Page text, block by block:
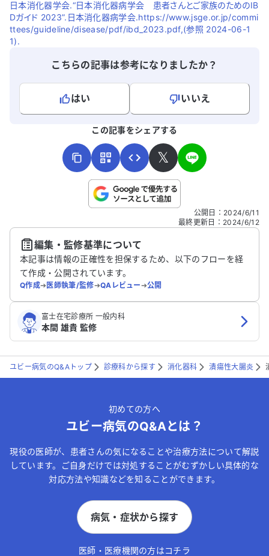
日本消化器学会.“日本消化器病学会 患者さんとご家族のためのIB
Dガイド 2023”.日本消化器病学会.https://www.jsge.or.jp/commi
ttees/guideline/disease/pdf/ibd_2023.pdf,(参照 2024-06-1
1).
こちらの記事は参考になりましたか？
はい
いいえ
こちらは送信専用のフォームです。氏名やご自身の病気の詳細な
送信する
この記事をシェアする
𝕏
公開日 ： 2024/6/11
最終更新日 ： 2024/6/12
編集・監修基準について
本記事は情報の正確性を担保するため、以下のフローを経
て作成・公開されています。
Q作成➔医師執筆/監修➔QAレビュー➔公開
富士在宅診療所 一般内科
本間 雄貴 監修
ユビー病気のQ&Aトップ 診療科から探す 消化器科 潰瘍性大腸炎
初めての方へ
ユビー病気のQ&Aとは？
現役の医師が、患者さんの気になることや治療方法について解説
しています。ご自身だけでは対処することがむずかしい具体的な
対応方法や知識などを知ることができます。
病気・症状から探す
医師・医療機関の方はコチラ